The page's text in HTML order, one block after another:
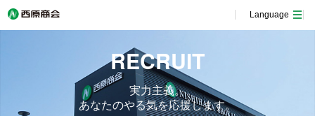
Language
RECRUIT
実力主義。
あなたのやる気を応援します。